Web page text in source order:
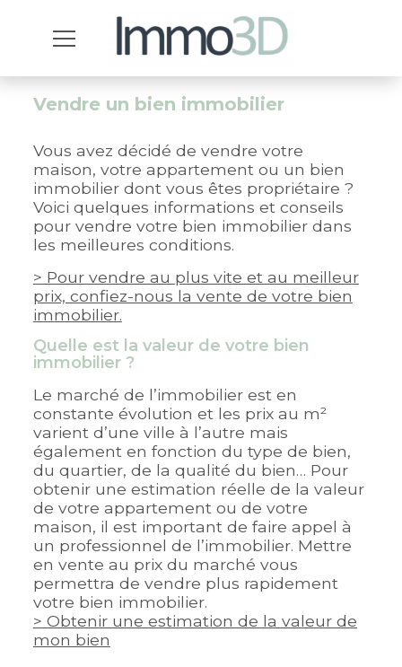
Vendre un bien immobilier
Vous avez décidé de vendre votre
maison, votre appartement ou un bien
immobilier dont vous êtes propriétaire ?
Voici quelques informations et conseils
pour vendre votre bien immobilier dans
les meilleures conditions.
> Pour vendre au plus vite et au meilleur
prix, confiez-nous la vente de votre bien
immobilier.
Quelle est la valeur de votre bien
immobilier ?
Le marché de l’immobilier est en
constante évolution et les prix au m²
varient d’une ville à l’autre mais
également en fonction du type de bien,
du quartier, de la qualité du bien… Pour
obtenir une estimation réelle de la valeur
de votre appartement ou de votre
maison, il est important de faire appel à
un professionnel de l’immobilier. Mettre
en vente au prix du marché vous
permettra de vendre plus rapidement
votre bien immobilier.
> Obtenir une estimation de la valeur de
mon bien